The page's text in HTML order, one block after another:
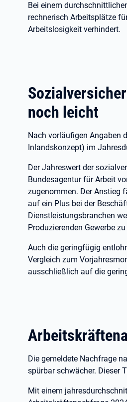
Bei einem
rechnerisch Arbeitsplätze
Arbeitslosigkeit verhindert.
noch leicht
Nach vorläufigen Angaben
Inlandskonzept) im
Der Jahreswert der
Bundesagentur für Arbeit
zugenommen. Der Anstieg
auf ein Plus bei der
Dienstleistungsbranchen
Produzierenden Gewerbe
Auch die geringfügig
Vergleich zum
ausschließlich auf die
Die gemeldete Nachfrage
spürbar schwächer. Dieser
Mit einem